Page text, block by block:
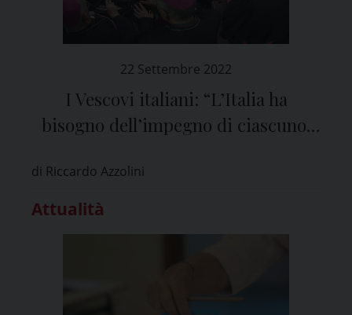
22 Settembre 2022
I Vescovi italiani: “L’Italia ha
bisogno dell’impegno di ciascuno,
partecipazione”
di Riccardo Azzolini
Attualità